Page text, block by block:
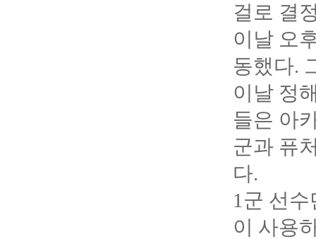
걸로 결
이날 오
동했다.
이날 정
들은 아
군과 퓨
다.
1 군 선
이 사용